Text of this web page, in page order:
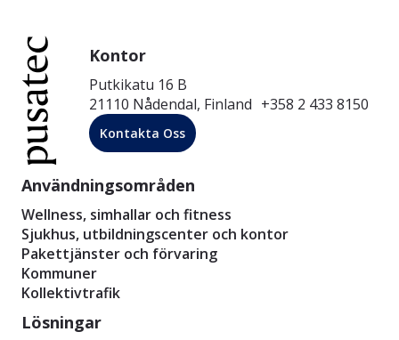
Kontor
Putkikatu 16 B
21110 Nådendal, Finland +358 2 433 8150
Kontakta Oss
Användningsområden
Wellness, simhallar och fitness
Sjukhus, utbildningscenter och kontor
Pakettjänster och förvaring
Kommuner
Kollektivtrafik
Lösningar